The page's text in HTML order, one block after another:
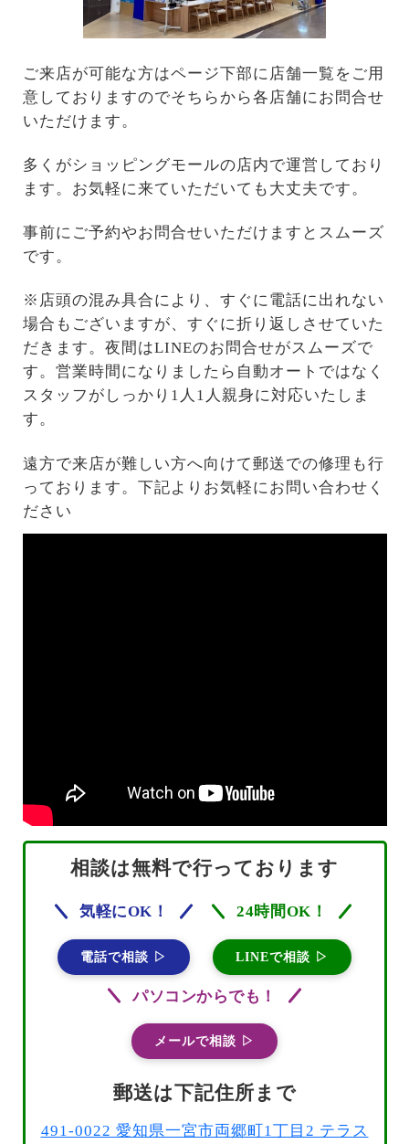
ご来店が可能な方はページ下部に店舗一覧をご用
意しておりますのでそちらから各店舗にお問合せ
いただけます。
多くがショッピングモールの店内で運営しており
ます。お気軽に来ていただいても大丈夫です。
事前にご予約やお問合せいただけますとスムーズ
です。
※店頭の混み具合により、すぐに電話に出れない
場合もございますが、すぐに折り返しさせていた
だきます。夜間はLINEのお問合せがスムーズで
す。営業時間になりましたら自動オートではなく
スタッフがしっかり1人1人親身に対応いたしま
す。
遠方で来店が難しい方へ向けて郵送での修理も行
っております。下記よりお気軽にお問い合わせく
ださい
相談は無料で行っております
気軽にOK！
電話で相談 ▷
24時間OK！
LINEで相談 ▷
パソコンからでも！
メールで相談 ▷
郵送は下記住所まで
491-0022 愛知県一宮市両郷町1丁目2 テラス